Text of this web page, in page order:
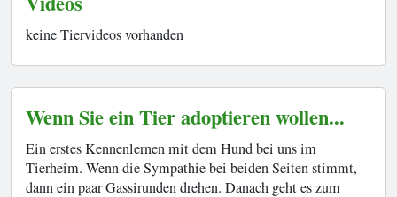
keine Tiervideos vorhanden
Wenn Sie ein Tier adoptieren wollen...
Ein erstes Kennenlernen mit dem Hund bei uns im
Tierheim. Wenn die Sympathie bei beiden Seiten stimmt,
dann ein paar Gassirunden drehen. Danach geht es zum